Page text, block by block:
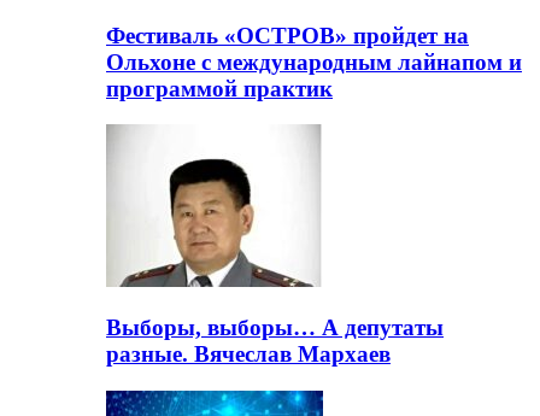
Фестиваль «ОСТРОВ» пройдет на
Ольхоне с международным лайнапом и
программой практик
Выборы, выборы… А депутаты
разные. Вячеслав Мархаев